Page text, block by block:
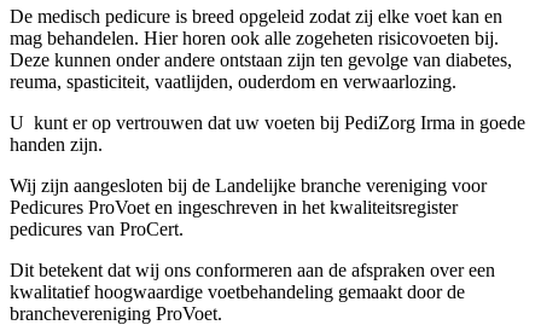
De medisch pedicure is breed opgeleid zodat zij elke voet kan en
mag behandelen. Hier horen ook alle zogeheten risicovoeten bij.
Deze kunnen onder andere ontstaan zijn ten gevolge van diabetes,
reuma, spasticiteit, vaatlijden, ouderdom en verwaarlozing.
U kunt er op vertrouwen dat uw voeten bij PediZorg Irma in goede
handen zijn.
Wij zijn aangesloten bij de Landelijke branche vereniging voor
Pedicures ProVoet en ingeschreven in het kwaliteitsregister
pedicures van ProCert.
Dit betekent dat wij ons conformeren aan de afspraken over een
kwalitatief hoogwaardige voetbehandeling gemaakt door de
branchevereniging ProVoet.